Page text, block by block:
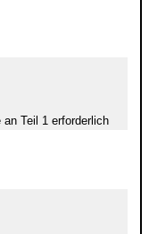
Teil 1 erforderlich